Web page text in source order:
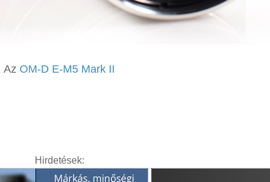
Az OM-D E-M5 Mark II
Hirdetések: